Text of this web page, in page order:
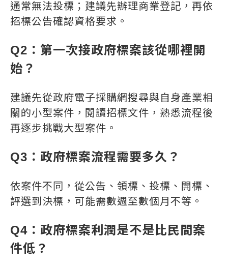
通常無法投標；建議先辦理商業登記，再依
招標公告確認資格要求。
Q2：第一次接政府標案該從哪裡開
始？
建議先從政府電子採購網搜尋與自身產業相
關的小型案件，閱讀招標文件，熟悉流程後
再逐步挑戰大型案件。
Q3：政府標案流程需要多久？
依案件不同，從公告、領標、投標、開標、
評選到決標，可能需數週至數個月不等。
Q4：政府標案利潤是不是比民間案
件低？